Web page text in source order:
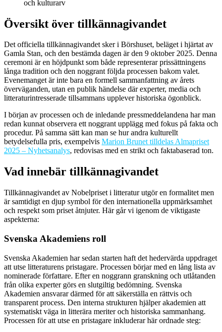
och kulturarv
Översikt över tillkännagivandet
Det officiella tillkännagivandet sker i Börshuset, beläget i hjärtat av
Gamla Stan, och den bestämda dagen är den 9 oktober 2025. Denna
ceremoni är en höjdpunkt som både representerar prissättningens
långa tradition och den noggrant följda processen bakom valet.
Evenemanget är inte bara en formell sammanfattning av årets
överväganden, utan en publik händelse där experter, media och
litteraturintresserade tillsammans upplever historiska ögonblick.
I början av processen och de inledande pressmeddelandena har man
redan kunnat observera ett noggrant upplägg med fokus på fakta och
procedur. På samma sätt kan man se hur andra kulturellt
betydelsefulla pris, exempelvis Marion Brunet tilldelas Almapriset
2025 – Nyhetsanalys, redovisas med en strikt och faktabaserad ton.
Vad innebär tillkännagivandet
Tillkännagivandet av Nobelpriset i litteratur utgör en formalitet men
är samtidigt en djup symbol för den internationella uppmärksamhet
och respekt som priset åtnjuter. Här går vi igenom de viktigaste
aspekterna:
Svenska Akademiens roll
Svenska Akademien har sedan starten haft det hedervärda uppdraget
att utse litteraturens pristagare. Processen börjar med en lång lista av
nominerade författare. Efter en noggrann granskning och utlåtanden
från olika experter görs en slutgiltig bedömning. Svenska
Akademien ansvarar därmed för att säkerställa en rättvis och
transparent process. Den interna strukturen hjälper akademien att
systematiskt väga in litterära meriter och historiska sammanhang.
Processen för att utse en pristagare inkluderar här ordnade steg: